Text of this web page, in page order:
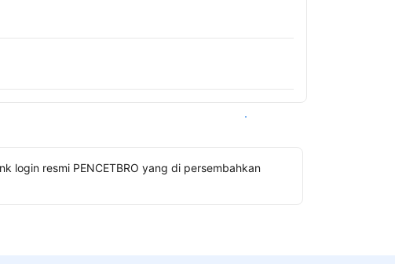
Lihat ketersediaan
login resmi PENCETBRO yang di persembahkan